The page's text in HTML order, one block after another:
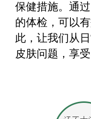
保健措施。通
的体检，可以
此，让我们从
皮肤问题，享